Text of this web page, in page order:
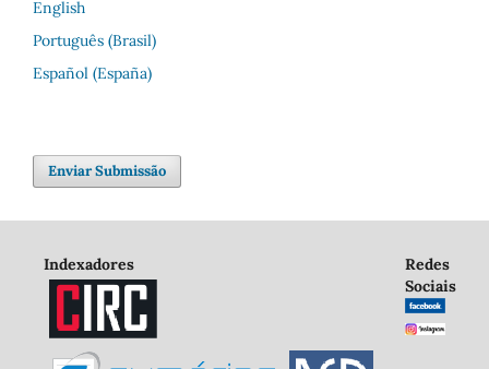
English
Português (Brasil)
Español (España)
Enviar Submissão
Indexadores
Redes
Sociais